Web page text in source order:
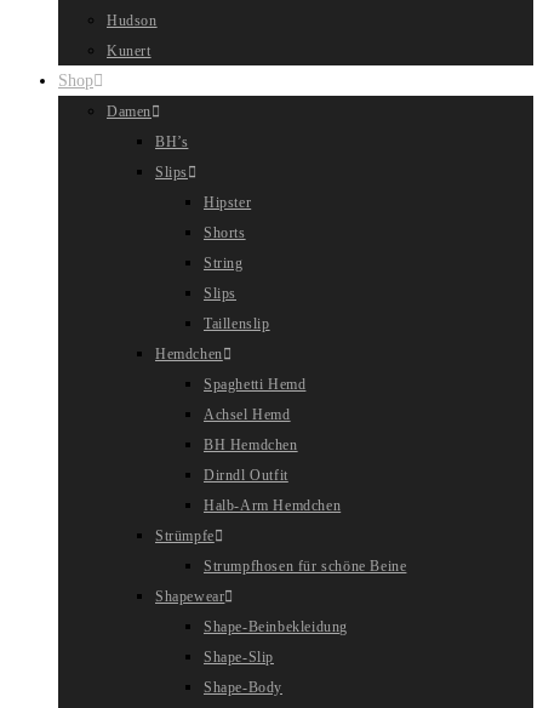
Hudson
Kunert
Shop
Damen
BH’s
Slips
Hipster
Shorts
String
Slips
Taillenslip
Hemdchen
Spaghetti Hemd
Achsel Hemd
BH Hemdchen
Dirndl Outfit
Halb-Arm Hemdchen
Strümpfe
Strumpfhosen für schöne Beine
Shapewear
Shape-Beinbekleidung
Shape-Slip
Shape-Body